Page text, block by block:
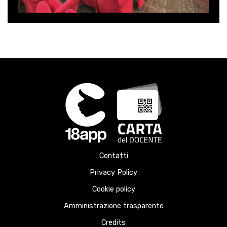
Contatti
Privacy Policy
Cookie policy
Amministrazione trasparente
Credits